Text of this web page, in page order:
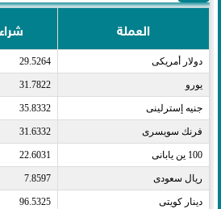
العملة شراء
دولار أمريكى​ 29.5264
يورو​ 31.7822
جنيه إسترلينى​ 35.8332
فرنك سويسرى​ 31.6332
100 ين يابانى​ 22.6031
ريال سعودى​ 7.8597
دينار كويتى​ 96.5325